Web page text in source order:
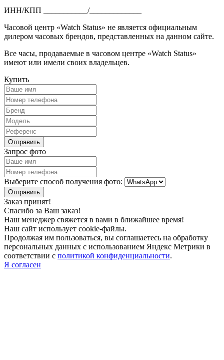
ИНН/КПП ___________/_____________
Часовой центр «Watch Status» не является официальным
дилером часовых брендов, представленных на данном сайте.
Все часы, продаваемые в часовом центре «Watch Status»
имеют или имели своих владельцев.
Купить
Запрос фото
Выберите способ получения фото:
Заказ принят!
Спасибо за Ваш заказ!
Наш менеджер свяжется в вами в ближайшее время!
Наш сайт использует cookie-файлы.
Продолжая им пользоваться, вы соглашаетесь на обработку
персональных данных с использованием Яндекс Метрики в
соответствии с политикой конфиденциальности.
Я согласен